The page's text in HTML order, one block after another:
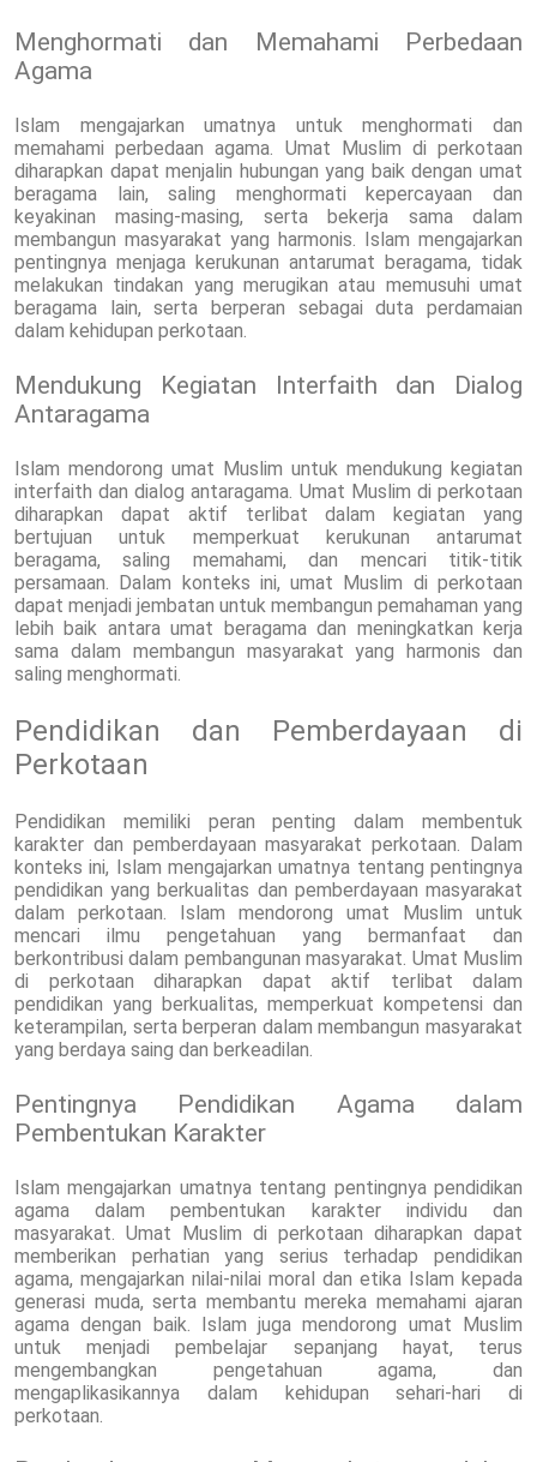
Menghormati dan Memahami Perbedaan
Agama
Islam mengajarkan umatnya untuk menghormati dan
memahami perbedaan agama. Umat Muslim di perkotaan
diharapkan dapat menjalin hubungan yang baik dengan umat
beragama lain, saling menghormati kepercayaan dan
keyakinan masing-masing, serta bekerja sama dalam
membangun masyarakat yang harmonis. Islam mengajarkan
pentingnya menjaga kerukunan antarumat beragama, tidak
melakukan tindakan yang merugikan atau memusuhi umat
beragama lain, serta berperan sebagai duta perdamaian
dalam kehidupan perkotaan.
Mendukung Kegiatan Interfaith dan Dialog
Antaragama
Islam mendorong umat Muslim untuk mendukung kegiatan
interfaith dan dialog antaragama. Umat Muslim di perkotaan
diharapkan dapat aktif terlibat dalam kegiatan yang
bertujuan untuk memperkuat kerukunan antarumat
beragama, saling memahami, dan mencari titik-titik
persamaan. Dalam konteks ini, umat Muslim di perkotaan
dapat menjadi jembatan untuk membangun pemahaman yang
lebih baik antara umat beragama dan meningkatkan kerja
sama dalam membangun masyarakat yang harmonis dan
saling menghormati.
Pendidikan dan Pemberdayaan di
Perkotaan
Pendidikan memiliki peran penting dalam membentuk
karakter dan pemberdayaan masyarakat perkotaan. Dalam
konteks ini, Islam mengajarkan umatnya tentang pentingnya
pendidikan yang berkualitas dan pemberdayaan masyarakat
dalam perkotaan. Islam mendorong umat Muslim untuk
mencari ilmu pengetahuan yang bermanfaat dan
berkontribusi dalam pembangunan masyarakat. Umat Muslim
di perkotaan diharapkan dapat aktif terlibat dalam
pendidikan yang berkualitas, memperkuat kompetensi dan
keterampilan, serta berperan dalam membangun masyarakat
yang berdaya saing dan berkeadilan.
Pentingnya Pendidikan Agama dalam
Pembentukan Karakter
Islam mengajarkan umatnya tentang pentingnya pendidikan
agama dalam pembentukan karakter individu dan
masyarakat. Umat Muslim di perkotaan diharapkan dapat
memberikan perhatian yang serius terhadap pendidikan
agama, mengajarkan nilai-nilai moral dan etika Islam kepada
generasi muda, serta membantu mereka memahami ajaran
agama dengan baik. Islam juga mendorong umat Muslim
untuk menjadi pembelajar sepanjang hayat, terus
mengembangkan pengetahuan agama, dan
mengaplikasikannya dalam kehidupan sehari-hari di
perkotaan.